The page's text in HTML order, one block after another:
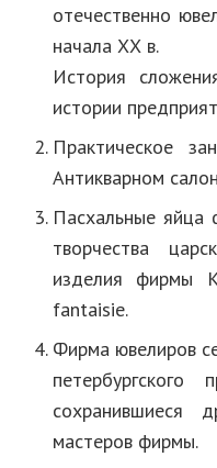
отечественно
начала ХХ в.
История
истории
Практическое
Антикварном
Пасхальные
творчества
изделия фирмы
fantaisie.
Фирма ювелиров
петербургского
сохранившиеся
мастеров фирмы.